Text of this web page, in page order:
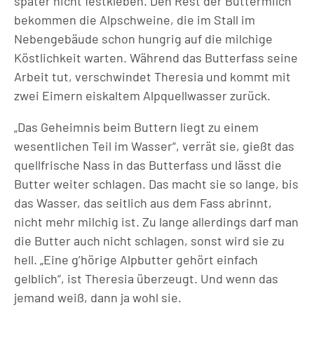
bekommen die Alpschweine, die im Stall im
Nebengebäude schon hungrig auf die milchige
Köstlichkeit warten. Während das Butterfass seine
Arbeit tut, verschwindet Theresia und kommt mit
zwei Eimern eiskaltem Alpquellwasser zurück.
„Das Geheimnis beim Buttern liegt zu einem
wesentlichen Teil im Wasser“, verrät sie, gießt das
quellfrische Nass in das Butterfass und lässt die
Butter weiter schlagen. Das macht sie so lange, bis
das Wasser, das seitlich aus dem Fass abrinnt,
nicht mehr milchig ist. Zu lange allerdings darf man
die Butter auch nicht schlagen, sonst wird sie zu
hell. „Eine g’hörige Alpbutter gehört einfach
gelblich“, ist Theresia überzeugt. Und wenn das
jemand weiß, dann ja wohl sie.